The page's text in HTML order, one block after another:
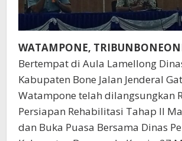
WATAMPONE,
Bertempat di Aula Lamellong
Kabupaten Bone Jalan Jenderal
Watampone telah dilangsungkan
Persiapan Rehabilitasi Tahap II
dan Buka Puasa Bersama Dinas